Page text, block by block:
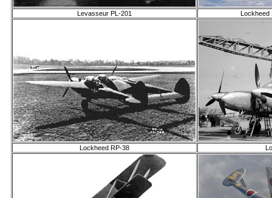
Levasseur PL-201 Lockheed
Lockheed RP-38